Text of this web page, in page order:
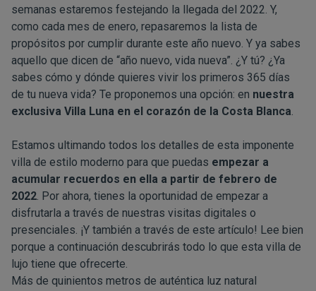
semanas estaremos festejando la llegada del 2022. Y,
como cada mes de enero, repasaremos la lista de
propósitos por cumplir durante este año nuevo. Y ya sabes
aquello que dicen de “año nuevo, vida nueva”. ¿Y tú? ¿Ya
sabes cómo y dónde quieres vivir los primeros 365 días
de tu nueva vida? Te proponemos una opción: en nuestra
exclusiva Villa Luna en el corazón de la Costa Blanca.
Estamos ultimando todos los detalles de esta imponente
villa de estilo moderno para que puedas empezar a
acumular recuerdos en ella a partir de febrero de
2022. Por ahora, tienes la oportunidad de empezar a
disfrutarla a través de nuestras visitas digitales o
presenciales. ¡Y también a través de este artículo! Lee bien
porque a continuación descubrirás todo lo que esta villa de
lujo tiene que ofrecerte.
Más de quinientos metros de auténtica luz natural